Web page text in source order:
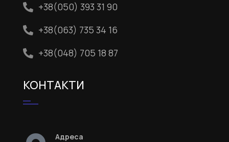
+38(050) 393 31 90
+38(063) 735 34 16
+38(048) 705 18 87
КОНТАКТИ
Адреса